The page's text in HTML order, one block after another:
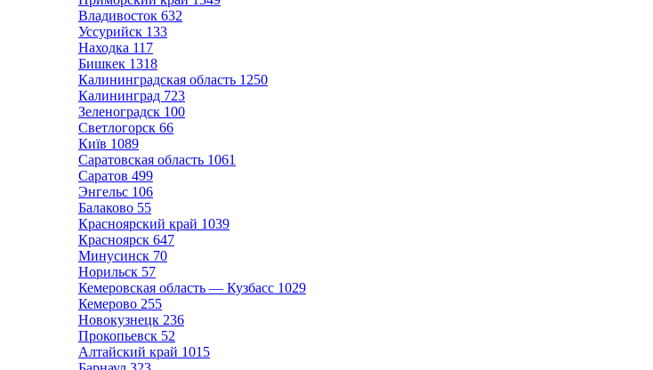
Владивосток 632
Уссурийск 133
Находка 117
Бишкек 1318
Калининградская область 1250
Калининград 723
Зеленоградск 100
Светлогорск 66
Київ 1089
Саратовская область 1061
Саратов 499
Энгельс 106
Балаково 55
Красноярский край 1039
Красноярск 647
Минусинск 70
Норильск 57
Кемеровская область — Кузбасс 1029
Кемерово 255
Новокузнецк 236
Прокопьевск 52
Алтайский край 1015